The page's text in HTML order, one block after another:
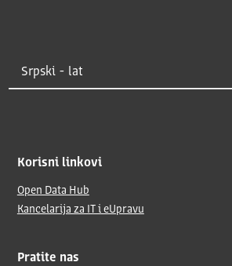
Korisni linkovi
Open Data Hub
Kancelarija za IT i eUpravu
Pratite nas